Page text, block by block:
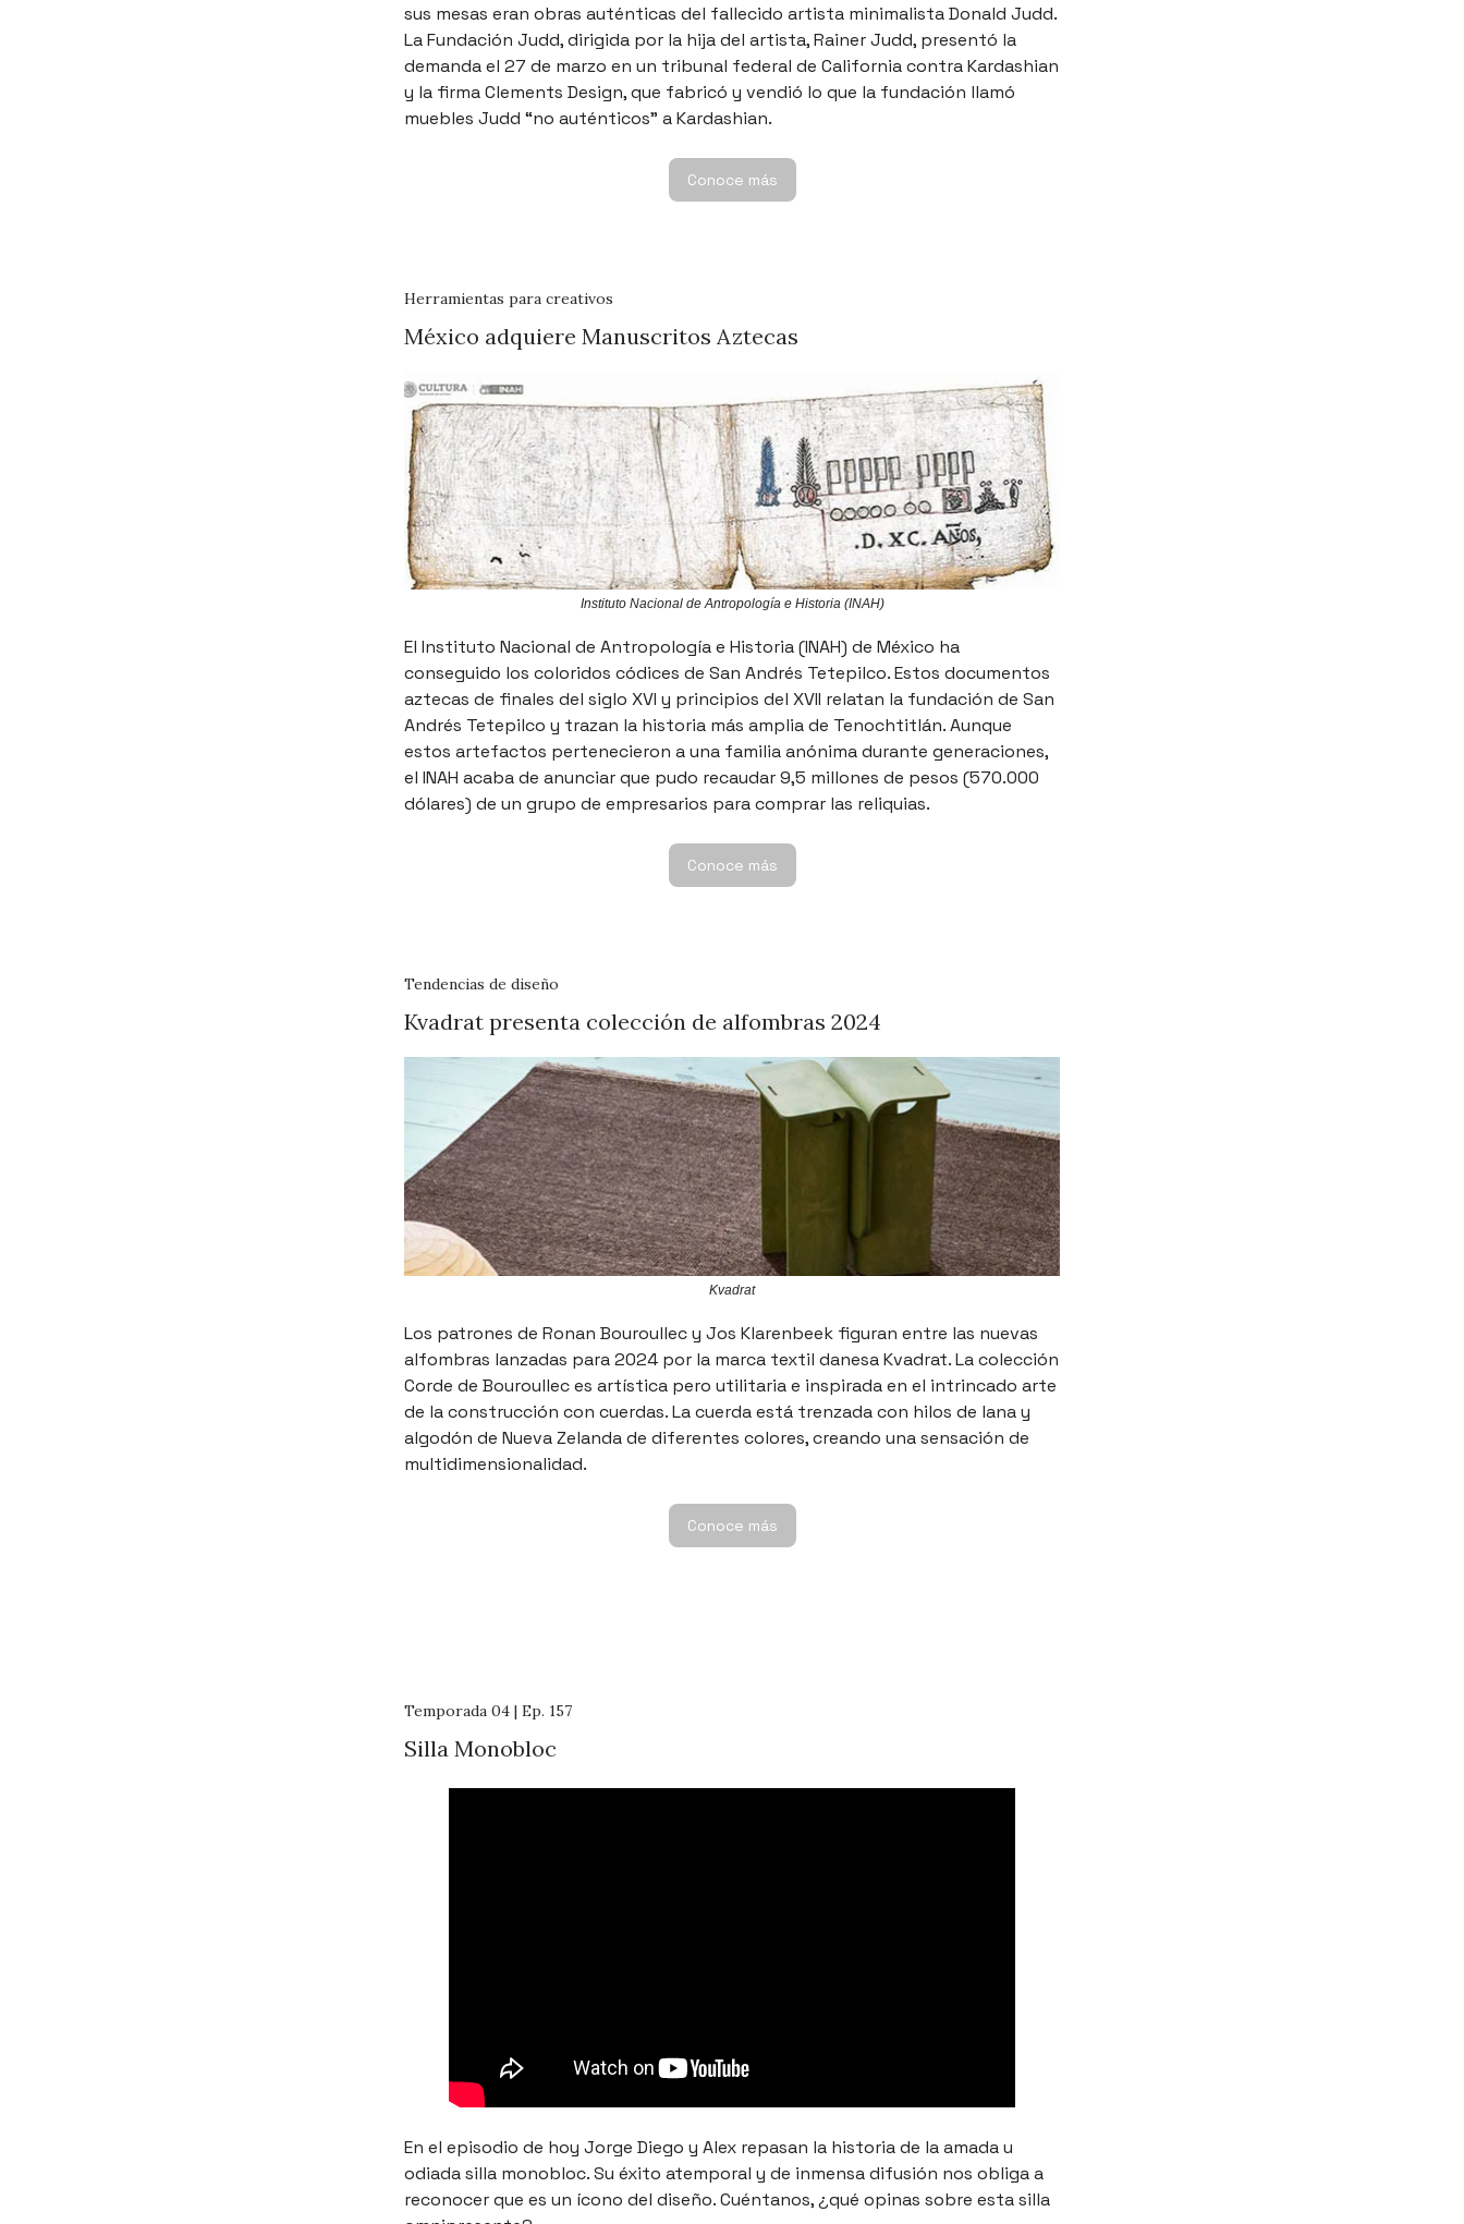
sus mesas eran obras auténticas del fallecido artista minimalista Donald Judd.
La Fundación Judd, dirigida por la hija del artista, Rainer Judd, presentó la
demanda el 27 de marzo en un tribunal federal de California contra Kardashian
y la firma Clements Design, que fabricó y vendió lo que la fundación llamó
muebles Judd “no auténticos” a Kardashian.
Conoce más
Herramientas para creativos
México adquiere Manuscritos Aztecas
Instituto Nacional de Antropología e Historia (INAH)
El Instituto Nacional de Antropología e Historia (INAH) de México ha
conseguido los coloridos códices de San Andrés Tetepilco. Estos documentos
aztecas de finales del siglo XVI y principios del XVII relatan la fundación de San
Andrés Tetepilco y trazan la historia más amplia de Tenochtitlán. Aunque
estos artefactos pertenecieron a una familia anónima durante generaciones,
el INAH acaba de anunciar que pudo recaudar 9,5 millones de pesos (570.000
dólares) de un grupo de empresarios para comprar las reliquias.
Conoce más
Tendencias de diseño
Kvadrat presenta colección de alfombras 2024
Kvadrat
Los patrones de Ronan Bouroullec y Jos Klarenbeek figuran entre las nuevas
alfombras lanzadas para 2024 por la marca textil danesa Kvadrat. La colección
Corde de Bouroullec es artística pero utilitaria e inspirada en el intrincado arte
de la construcción con cuerdas. La cuerda está trenzada con hilos de lana y
algodón de Nueva Zelanda de diferentes colores, creando una sensación de
multidimensionalidad.
Conoce más
Temporada 04 | Ep. 157
Silla Monobloc
En el episodio de hoy Jorge Diego y Alex repasan la historia de la amada u
odiada silla monobloc. Su éxito atemporal y de inmensa difusión nos obliga a
reconocer que es un ícono del diseño. Cuéntanos, ¿qué opinas sobre esta silla